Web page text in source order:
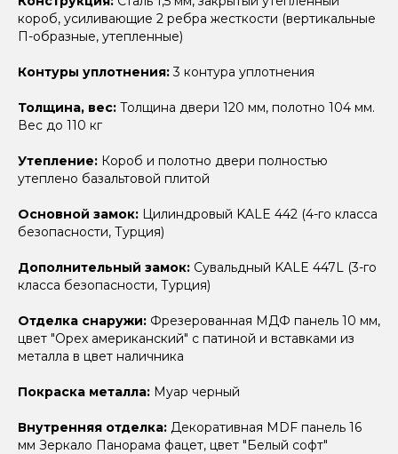
короб, усиливающие 2 ребра жесткости (вертикальные
П-образные, утепленные)
Контуры уплотнения:3 контура уплотнения
Толщина, вес: Толщина двери 120 мм, полотно 104 мм.
Вес до 110 кг
Утепление: Короб и полотно двери полностью
утеплено базальтовой плитой
Основной замок: Цилиндровый KALE 442 (4-го класса
безопасности, Турция)
Дополнительный замок: Сувальдный KALE 447L (3-го
класса безопасности, Турция)
Отделка снаружи: Фрезерованная МДФ панель 10 мм,
цвет "Орех американский" с патиной и вставками из
металла в цвет наличника
Покраска металла: Муар черный
Внутренняя отделка: Декоративная MDF панель 16
мм Зеркало Панорама фацет, цвет "Белый софт"